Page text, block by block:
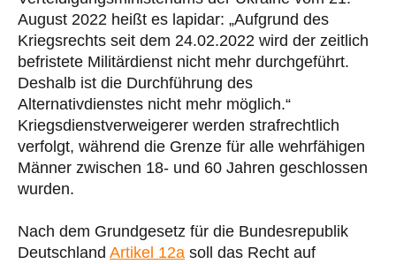
August 2022 heißt es lapidar: „Aufgrund des
Kriegsrechts seit dem 24.02.2022 wird der zeitlich
befristete Militärdienst nicht mehr durchgeführt.
Deshalb ist die Durchführung des
Alternativdienstes nicht mehr möglich.“
Kriegsdienstverweigerer werden strafrechtlich
verfolgt, während die Grenze für alle wehrfähigen
Männer zwischen 18- und 60 Jahren geschlossen
wurden.
Nach dem Grundgesetz für die Bundesrepublik
Deutschland Artikel 12a soll das Recht auf